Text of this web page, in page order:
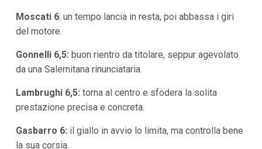
Moscati 6: un tempo lancia in resta, poi abbassa i giri
del motore.
Gonnelli 6,5: buon rientro da titolare, seppur agevolato
da una Salernitana rinunciataria.
Lambrughi 6,5: torna al centro e sfodera la solita
prestazione precisa e concreta.
Gasbarro 6: il giallo in avvio lo limita, ma controlla bene
la sua corsia.